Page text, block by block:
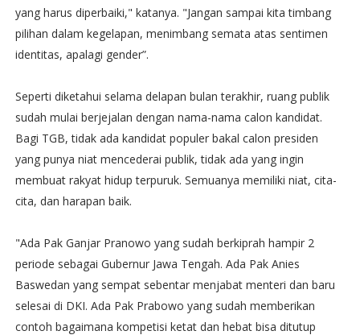
yang harus diperbaiki," katanya. "Jangan sampai kita timbang
pilihan dalam kegelapan, menimbang semata atas sentimen
identitas, apalagi gender”.
Seperti diketahui selama delapan bulan terakhir, ruang publik
sudah mulai berjejalan dengan nama-nama calon kandidat.
Bagi TGB, tidak ada kandidat populer bakal calon presiden
yang punya niat mencederai publik, tidak ada yang ingin
membuat rakyat hidup terpuruk. Semuanya memiliki niat, cita-
cita, dan harapan baik.
"Ada Pak Ganjar Pranowo yang sudah berkiprah hampir 2
periode sebagai Gubernur Jawa Tengah. Ada Pak Anies
Baswedan yang sempat sebentar menjabat menteri dan baru
selesai di DKI. Ada Pak Prabowo yang sudah memberikan
contoh bagaimana kompetisi ketat dan hebat bisa ditutup